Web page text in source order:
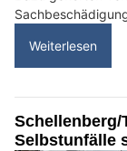
Weiterlesen
Schellenberg/
Selbstunfälle